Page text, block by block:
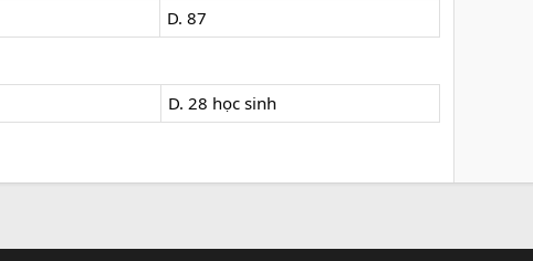
D. 87
D. 28 học sinh